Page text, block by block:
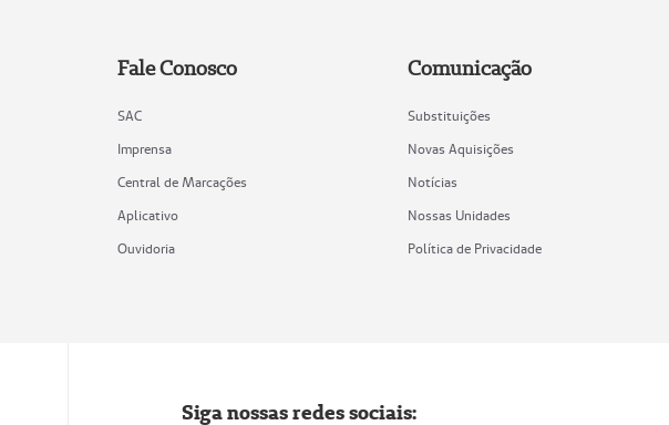
Fale Conosco
SAC
Imprensa
Central de Marcações
Aplicativo
Ouvidoria
Comunicação
Substituições
Novas Aquisições
Notícias
Nossas Unidades
Política de Privacidade
Siga nossas redes sociais: